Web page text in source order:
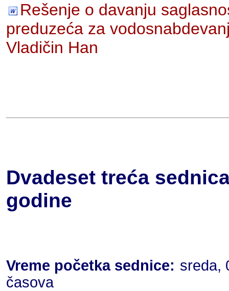
Rešenje o davanju
preduzeća za
Vladičin Han
Dvadeset treća
godine
Vreme početka sednice: sreda,
časova